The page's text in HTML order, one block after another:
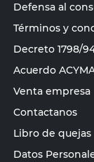
Defensa al
Términos y
Decreto 1798/
Acuerdo
Venta empresa
Contactanos
Libro de quejas
Datos